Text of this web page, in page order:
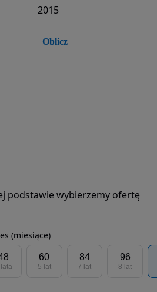
2015
Oblicz
podstawie wybierzemy ofertę
(miesiące)
60
5 lat
84
7 lat
96
8 lat